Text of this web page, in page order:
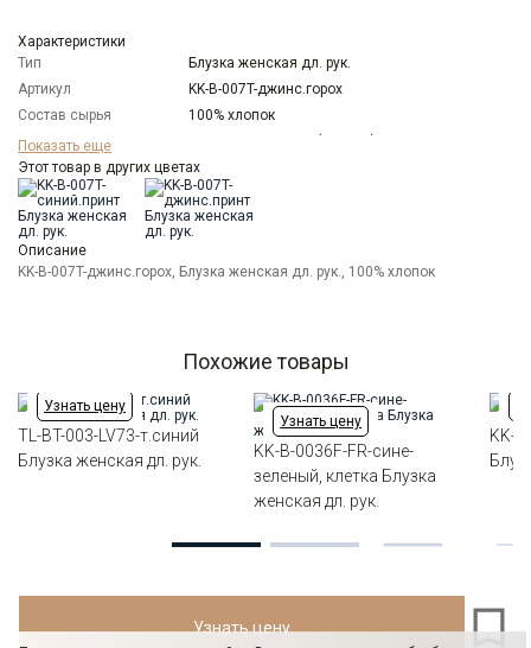
Характеристики
Тип
Блузка женская дл. рук.
Артикул
KK-B-007T-джинс.горох
Состав сырья
100% хлопок
Бренд
Модель
Свободная
Цвет
Синий
Ворот
Отложной воротник
Манжет
Карман
два нагрудных накладных кармана
Показать еще
Этот товар в других цветах
Описание
KK-B-007T-джинс.горох, Блузка женская дл. рук., 100% хлопок
Похожие товары
Узнать цену
TL-BT-003-LV73-т.синий
Блузка женская дл. рук.
Узнать цену
KK-B-0036F-FR-сине-
зеленый, клетка Блузка
женская дл. рук.
KK-
Узнать цену